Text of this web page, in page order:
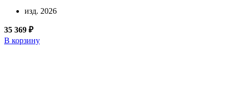
изд. 2026
35 369 ₽
В корзину